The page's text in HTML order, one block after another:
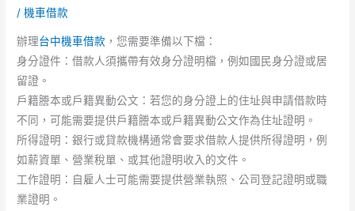
/機車借款
辦理台中機車借款 ，您需要準備以下檔：
身分證件：借款人須攜帶有效身分證明檔，例如國民身分證或居
留證。
戶籍謄本或戶籍異動公文：若您的身分證上的住址與申請借款時
不同，可能需要提供戶籍謄本或戶籍異動公文作為住址證明。
所得證明：銀行或貸款機構通常會要求借款人提供所得證明，例
如薪資單、營業稅單、或其他證明收入的文件。
工作證明：自雇人士可能需要提供營業執照、公司登記證明或職
業證明。